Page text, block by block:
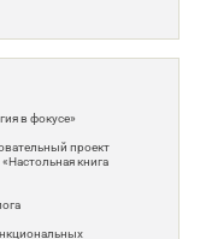
в фокусе»
проект
книга